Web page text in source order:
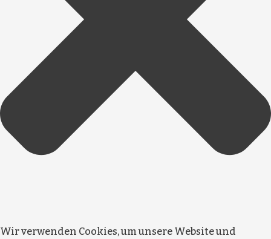
Wir verwenden Cookies, um unsere Website und